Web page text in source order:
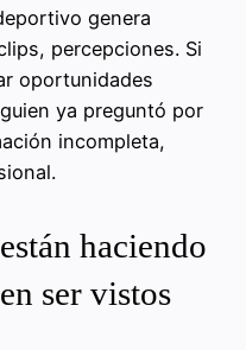
genera
percepciones. Si
oportunidades
ya preguntó por
incompleta,
haciendo
ser vistos